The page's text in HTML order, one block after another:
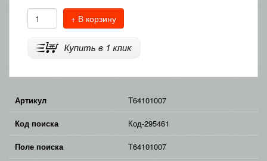
+ В корзину
Артикул T64101007
Код поиска Код-295461
Поле поиска T64101007